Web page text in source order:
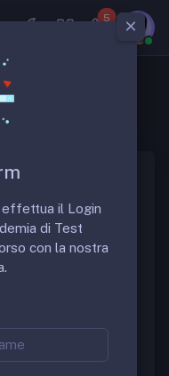
5
del Lavoro
molto
4 anni.
questa prestigiosa
nel gruppo
effettua il Login
di Test
con la nostra